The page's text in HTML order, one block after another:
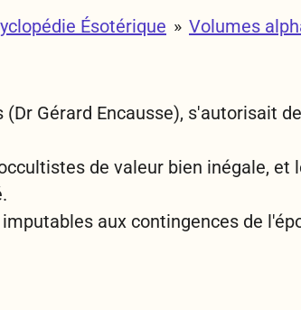
Ésotérique » Volumes
Gérard Encausse), s'autorisait
de valeur bien inégale, et
aux contingences de